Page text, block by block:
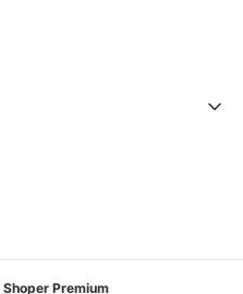
Shoper Premium